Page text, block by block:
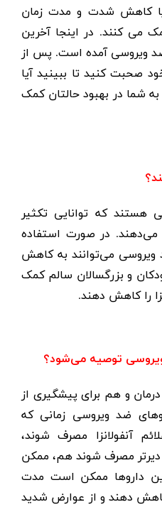
کاهش شدت و مدت زمان
می کنند. در اینجا آخرین
ویروسی آمده است. پس از
صحبت کنید تا ببینید آیا
شما در بهبود حالتان کمک
هستند که توانایی تکثیر
می‌دهند. در صورت استفاده
ویروسی می‌توانند به کاهش
و بزرگسالان سالم کمک
را کاهش دهند.
توصیه می‌شود؟
و هم برای پیشگیری از
ضد ویروسی زمانی که
آنفولانزا مصرف شوند،
دیرتر مصرف شوند هم، ممکن
داروها ممکن است مدت
کاهش دهند و از عوارض شدید